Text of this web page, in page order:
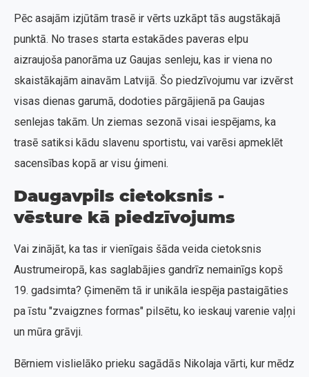
Pēc asajām izjūtām trasē ir vērts uzkāpt tās augstākajā
punktā. No trases starta estakādes paveras elpu
aizraujoša panorāma uz Gaujas senleju, kas ir viena no
skaistākajām ainavām Latvijā. Šo piedzīvojumu var izvērst
visas dienas garumā, dodoties pārgājienā pa Gaujas
senlejas takām. Un ziemas sezonā visai iespējams, ka
trasē satiksi kādu slavenu sportistu, vai varēsi apmeklēt
sacensības kopā ar visu ģimeni.
Daugavpils cietoksnis -
vēsture kā piedzīvojums
Vai zinājāt, ka tas ir vienīgais šāda veida cietoksnis
Austrumeiropā, kas saglabājies gandrīz nemainīgs kopš
19. gadsimta? Ģimenēm tā ir unikāla iespēja pastaigāties
pa īstu "zvaigznes formas" pilsētu, ko ieskauj varenie vaļņi
un mūra grāvji.
Bērniem vislielāko prieku sagādās Nikolaja vārti, kur mēdz